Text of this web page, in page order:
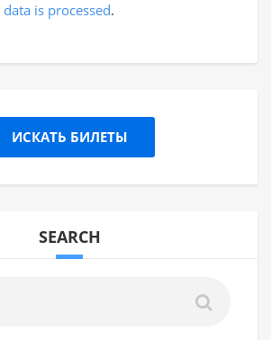
is processed.
ИСКАТЬ БИЛЕТЫ
SEARCH